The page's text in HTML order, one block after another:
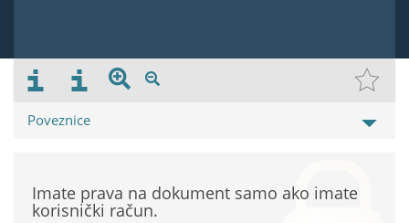
Poveznice
Imate prava na dokument samo ako imate
korisnički račun.